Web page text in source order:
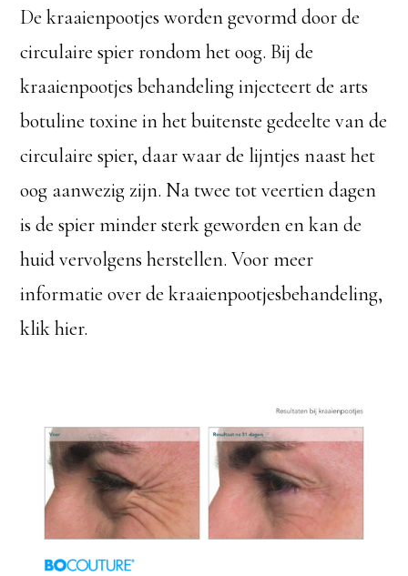
De kraaienpootjes worden gevormd door de
circulaire spier rondom het oog. Bij de
kraaienpootjes behandeling injecteert de arts
botuline toxine in het buitenste gedeelte van de
circulaire spier, daar waar de lijntjes naast het
oog aanwezig zijn. Na twee tot veertien dagen
is de spier minder sterk geworden en kan de
huid vervolgens herstellen. Voor meer
informatie over de kraaienpootjesbehandeling,
klik hier.